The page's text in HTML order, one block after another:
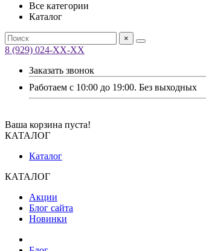
Все категории
Каталог
×
8 (929) 024-ХХ-ХХ
Заказать звонок
Работаем с 10:00 до 19:00. Без выходных
Ваша корзина пуста!
КАТАЛОГ
Каталог
КАТАЛОГ
Акции
Блог сайта
Новинки